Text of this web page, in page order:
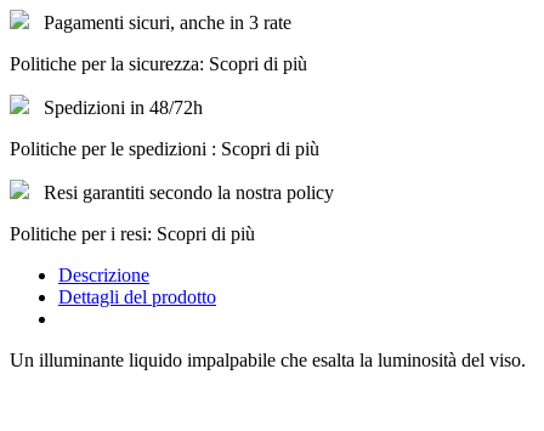
Pagamenti sicuri, anche in 3 rate
Politiche per la sicurezza: Scopri di più
Spedizioni in 48/72h
Politiche per le spedizioni : Scopri di più
Resi garantiti secondo la nostra policy
Politiche per i resi: Scopri di più
Descrizione
Dettagli del prodotto
Un illuminante liquido impalpabile che esalta la luminosità del viso.